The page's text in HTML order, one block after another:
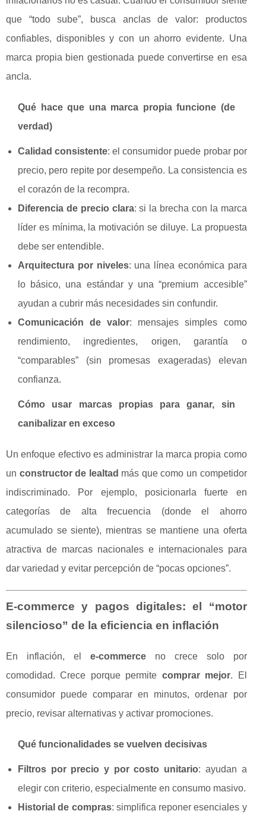
que “todo sube”, busca anclas de valor: productos
confiables, disponibles y con un ahorro evidente. Una
marca propia bien gestionada puede convertirse en esa
ancla.
Qué hace que una marca propia funcione (de
verdad)
Calidad consistente: el consumidor puede probar por
precio, pero repite por desempeño. La consistencia es
el corazón de la recompra.
Diferencia de precio clara: si la brecha con la marca
líder es mínima, la motivación se diluye. La propuesta
debe ser entendible.
Arquitectura por niveles: una línea económica para
lo básico, una estándar y una “premium accesible”
ayudan a cubrir más necesidades sin confundir.
Comunicación de valor: mensajes simples como
rendimiento, ingredientes, origen, garantía o
“comparables” (sin promesas exageradas) elevan
confianza.
Cómo usar marcas propias para ganar, sin
canibalizar en exceso
Un enfoque efectivo es administrar la marca propia como
un constructor de lealtad más que como un competidor
indiscriminado. Por ejemplo, posicionarla fuerte en
categorías de alta frecuencia (donde el ahorro
acumulado se siente), mientras se mantiene una oferta
atractiva de marcas nacionales e internacionales para
dar variedad y evitar percepción de “pocas opciones”.
E-commerce y pagos digitales: el “motor
silencioso” de la eficiencia en inflación
En inflación, el e-commerceno crece solo por
comodidad. Crece porque permite comprar mejor. El
consumidor puede comparar en minutos, ordenar por
precio, revisar alternativas y activar promociones.
Qué funcionalidades se vuelven decisivas
Filtros por precio y por costo unitario: ayudan a
elegir con criterio, especialmente en consumo masivo.
Historial de compras: simplifica reponer esenciales y